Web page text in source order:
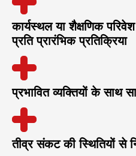
कार्यस्थल या शैक्षणिक
प्रति प्रारंभिक प्रतिक्रिया
प्रभावित व्यक्तियों के साथ
तीव्र संकट की स्थितियों से